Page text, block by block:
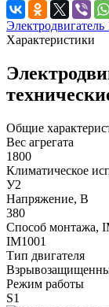
Характеристики
Общие
Вес агрегата
1800
Климатическое
У2
Напряжение, В
380
Способ монтажа,
IM1001
Тип двигателя
Режим работы
S1